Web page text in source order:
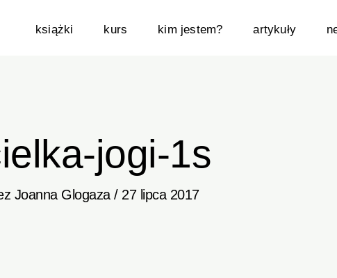
książki kurs kim jestem? artykuły
jogi-1s
Joanna Glogaza/ 27 lipca 2017